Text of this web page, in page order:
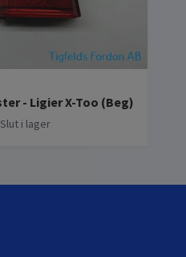
- Ligier X-Too (Beg)
Slut i lager